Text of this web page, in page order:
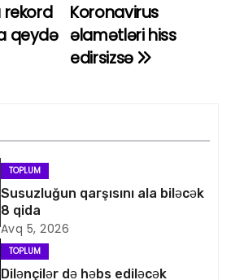
Koronavirus
əlamətləri hiss
edirsizsə
qeydə
TOPLUM
Susuzluğun qarşısını ala biləcək
8 qida
Avq 5, 2026
TOPLUM
Dilənçilər də həbs ediləcək